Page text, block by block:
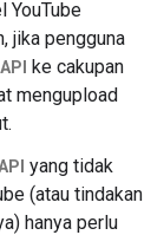
YouTube
jika pengguna
ke cakupan
mengupload
yang tidak
(atau tindakan
hanya perlu